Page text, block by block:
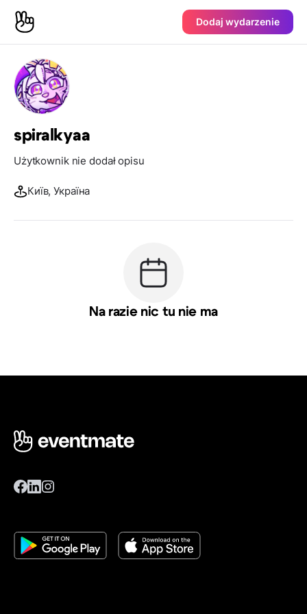
Dodaj wydarzenie
spiralkyaa
Użytkownik nie dodał opisu
Київ, Україна
Na razie nic tu nie ma